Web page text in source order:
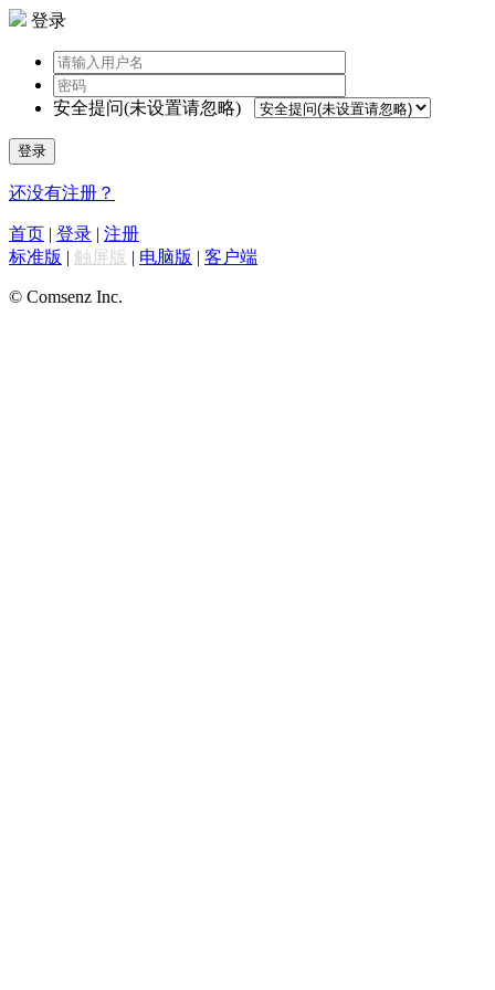
登录
安全提问(未设置请忽略)
登录
还没有注册？
首页 | 登录 | 注册
标准版 | 触屏版 | 电脑版 | 客户端
© Comsenz Inc.